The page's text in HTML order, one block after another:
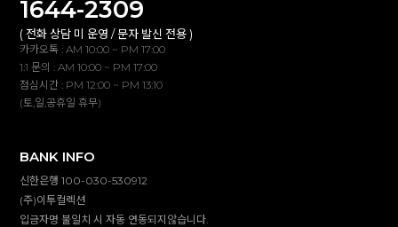
1644-2309
( 전화 상담 미 운영 / 문자 발신 전용 )
카카오톡 : AM 10:00 ~ PM 17:00
1:1 문의 : AM 10:00 ~ PM 17:00
점심시간 : PM 12:00 ~ PM 13:10
(토,일,공휴일 휴무)
BANK INFO
신한은행 100-030-530912
(주)이투컬렉션
입금자명 불일치 시 자동 연동되지않습니다.